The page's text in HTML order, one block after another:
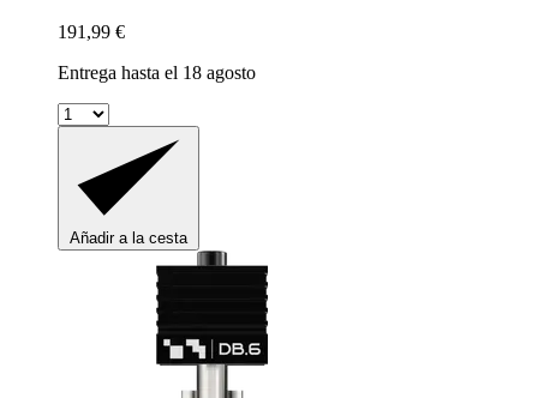
191,99 €
Entrega hasta el 18 agosto
Añadir a la cesta